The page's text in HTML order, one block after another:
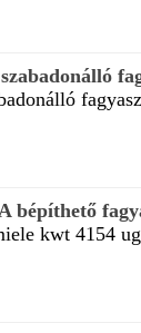
bépíthető
kwt 4154